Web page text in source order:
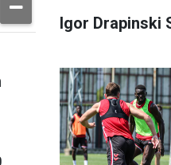
Igor Drapinski